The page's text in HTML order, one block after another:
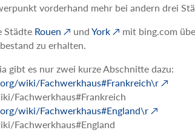
vorderhand mehr bei andern drei
Städte Rouen und York
mit bing.com
zu erhalten.
gibt es nur zwei kurze Abschnitte dazu:
wiki/Fachwerkhaus#Frankreich\r
Fachwerkhaus#Frankreich
wiki/Fachwerkhaus#England\r
Fachwerkhaus#England